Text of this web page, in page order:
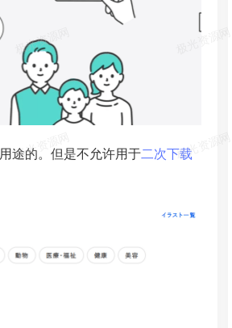
用途的。但是不允许用于二次下载